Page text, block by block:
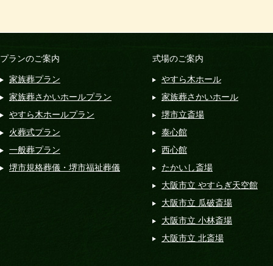
プランのご案内
家族葬プラン
家族葬さかいホールプラン
やすら木ホールプラン
火葬式プラン
一般葬プラン
堺市規格葬儀・堺市福祉葬儀
式場のご案内
やすら木ホール
家族葬さかいホール
堺市立斎場
泰心館
西心館
たかいし斎場
大阪市立 やすらぎ天空館
大阪市立 瓜破斎場
大阪市立 小林斎場
大阪市立 北斎場